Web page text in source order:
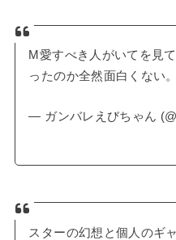
M愛すべき人がいてを見
ったのか全然面白くない。
— ガンバレえびちゃん
スターの幻想と個人のギ